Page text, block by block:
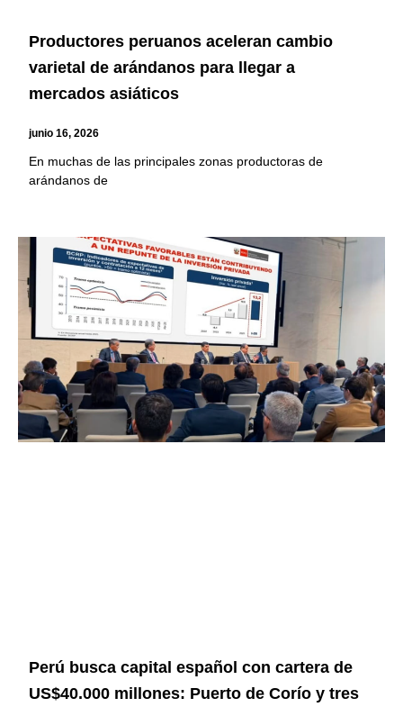
Productores peruanos aceleran cambio
varietal de arándanos para llegar a
mercados asiáticos
junio 16, 2026
En muchas de las principales zonas productoras de
arándanos de
Perú busca capital español con cartera de
US$40.000 millones: Puerto de Corío y tres